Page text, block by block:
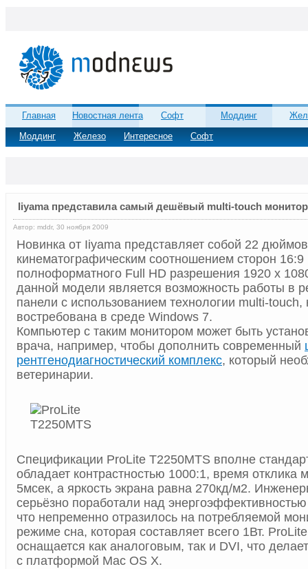
Главная
Новостная лента
Моддинг
Железо Интересное Софт
Софт Моддинг
Iiyama представила самый дешёвый multi-touch монитор
Автор: mddr, 30 ноября 2009
Новинка от Iiyama представляет собой 22
кинематографическим соотношением сторон
полноформатного Full HD разрешения 1920 x
данной модели является возможность работы в
панели с использованием технологии multi-touch,
востребована в среде Windows 7.
Компьютер с таким монитором может быть
врача, например, чтобы дополнить современный
рентгенодиагностический комплекс, который
ветеринарии.
Спецификации ProLite T2250MTS вполне
обладает контрастностью 1000:1, время отклика
5мсек, а яркость экрана равна 270кд/м2.
серьёзно поработали над
что непременно отразилось на потребляемой
режиме сна, которая составляет всего 1Вт.
оснащается как аналоговым, так и DVI, что
с платформой Mac OS X.